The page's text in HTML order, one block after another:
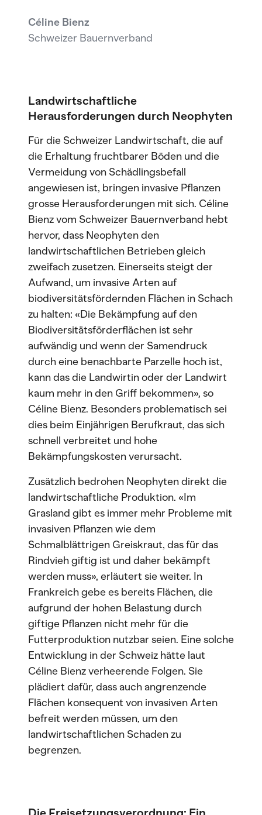
Céline Bienz
Schweizer Bauernverband
Landwirtschaftliche
Herausforderungen durch Neophyten
Für die Schweizer Landwirtschaft, die auf
die Erhaltung fruchtbarer Böden und die
Vermeidung von Schädlingsbefall
angewiesen ist, bringen invasive Pflanzen
grosse Herausforderungen mit sich. Céline
Bienz vom Schweizer Bauernverband hebt
hervor, dass Neophyten den
landwirtschaftlichen Betrieben gleich
zweifach zusetzen. Einerseits steigt der
Aufwand, um invasive Arten auf
biodiversitätsfördernden Flächen in Schach
zu halten: «Die Bekämpfung auf den
Biodiversitätsförderflächen ist sehr
aufwändig und wenn der Samendruck
durch eine benachbarte Parzelle hoch ist,
kann das die Landwirtin oder der Landwirt
kaum mehr in den Griff bekommen», so
Céline Bienz. Besonders problematisch sei
dies beim Einjährigen Berufkraut, das sich
schnell verbreitet und hohe
Bekämpfungskosten verursacht.
Zusätzlich bedrohen Neophyten direkt die
landwirtschaftliche Produktion. «Im
Grasland gibt es immer mehr Probleme mit
invasiven Pflanzen wie dem
Schmalblättrigen Greiskraut, das für das
Rindvieh giftig ist und daher bekämpft
werden muss», erläutert sie weiter. In
Frankreich gebe es bereits Flächen, die
aufgrund der hohen Belastung durch
giftige Pflanzen nicht mehr für die
Futterproduktion nutzbar seien. Eine solche
Entwicklung in der Schweiz hätte laut
Céline Bienz verheerende Folgen. Sie
plädiert dafür, dass auch angrenzende
Flächen konsequent von invasiven Arten
befreit werden müssen, um den
landwirtschaftlichen Schaden zu
begrenzen.